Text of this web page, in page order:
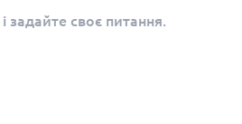
своє питання.